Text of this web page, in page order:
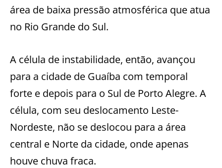
área de baixa pressão atmosférica que atua
no Rio Grande do Sul.
A célula de instabilidade, então, avançou
para a cidade de Guaíba com temporal
forte e depois para o Sul de Porto Alegre. A
célula, com seu deslocamento Leste-
Nordeste, não se deslocou para a área
central e Norte da cidade, onde apenas
houve chuva fraca.